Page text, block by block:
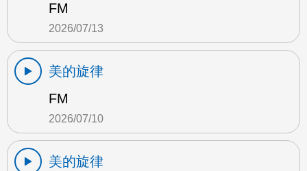
FM
2026/07/13
美的旋律
FM
2026/07/10
美的旋律